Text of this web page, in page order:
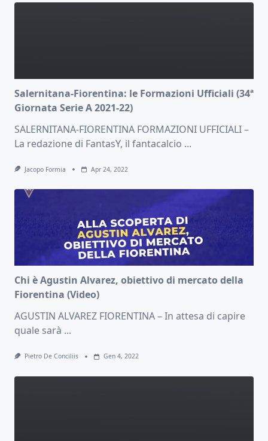
Salernitana-Fiorentina: le Formazioni Ufficiali (34ª
Giornata Serie A 2021-22)
SALERNITANA-FIORENTINA FORMAZIONI UFFICIALI –
La redazione di FantasY, il fantacalcio ...
Jacopo Formia Apr 24, 2022
Chi è Agustin Alvarez, obiettivo di mercato della
Fiorentina (Video)
AGUSTIN ALVAREZ FIORENTINA – In attesa di capire
quale sarà ...
Pietro De Conciliis Gen 4, 2022